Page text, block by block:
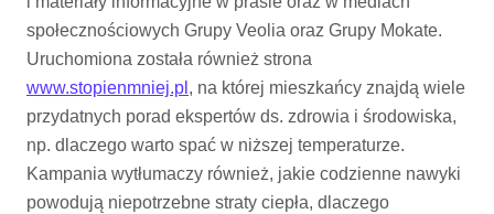
społecznościowych Grupy Veolia oraz Grupy Mokate.
Uruchomiona została również strona
www.stopienmniej.pl , na której mieszkańcy znajdą wiele
przydatnych porad ekspertów ds. zdrowia i środowiska,
np. dlaczego warto spać w niższej temperaturze.
Kampania wytłumaczy również, jakie codzienne nawyki
powodują niepotrzebne straty ciepła, dlaczego